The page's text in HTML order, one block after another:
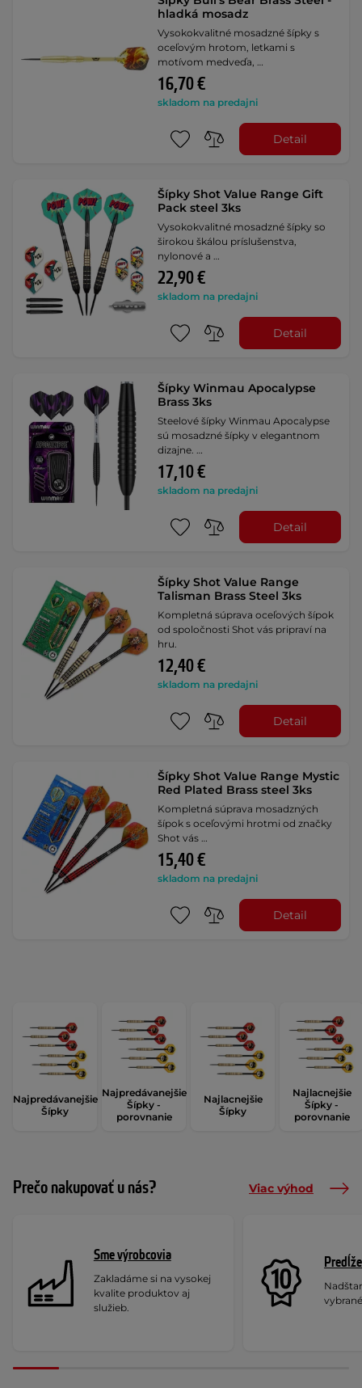
hladká mosadz
Vysokokvalitné mosadzné šípky s
oceľovým hrotom, letkami s
motívom medveďa, …
16,70 €
skladom na predajni
Detail
Šípky Shot Value Range Gift
Pack steel 3ks
Vysokokvalitné mosadzné šípky so
širokou škálou príslušenstva,
nylonové a …
22,90 €
skladom na predajni
Detail
Šípky Winmau Apocalypse
Brass 3ks
Steelové šípky Winmau Apocalypse
sú mosadzné šípky v elegantnom
dizajne. …
17,10 €
skladom na predajni
Detail
Šípky Shot Value Range
Talisman Brass Steel 3ks
Kompletná súprava oceľových šípok
od spoločnosti Shot vás pripraví na
hru.
12,40 €
skladom na predajni
Detail
Šípky Shot Value Range Mystic
Red Plated Brass steel 3ks
Kompletná súprava mosadzných
šípok s oceľovými hrotmi od značky
Shot vás …
15,40 €
skladom na predajni
Detail
Najpredávanejšie
Šípky
Najpredávanejšie
Šípky -
porovnanie
Najlacnejšie
Šípky
Najlacnejšie
Šípky -
porovnanie
Prečo nakupovať u nás? Viac výhod
Sme výrobcovia
Zakladáme si na vysokej
kvalite produktov aj
služieb.